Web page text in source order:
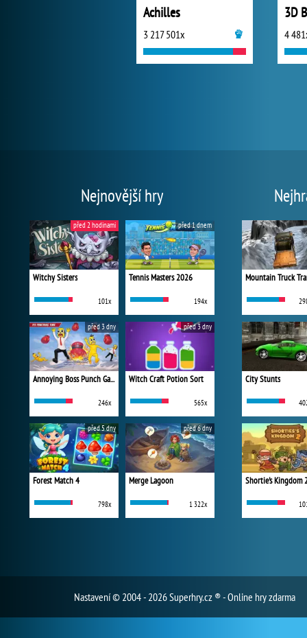
Achilles
3 217 501x 4
Nejnovější hry
Witchy Sisters
101x
před 2 hodinami
Tennis Masters 2026
194x
před 1 dnem
Annoying Boss Punch Game
246x
před 3 dny
Witch Craft Potion Sort
565x
před 3 dny
Forest Match 4
798x
před 5 dny
Merge Lagoon
1 322x
před 6 dny
Mountain Truck
City Stunts
Shortie's Kingdom
Nastavení© 2004 - 2026 Superhry.cz ® - Online hry zdarma